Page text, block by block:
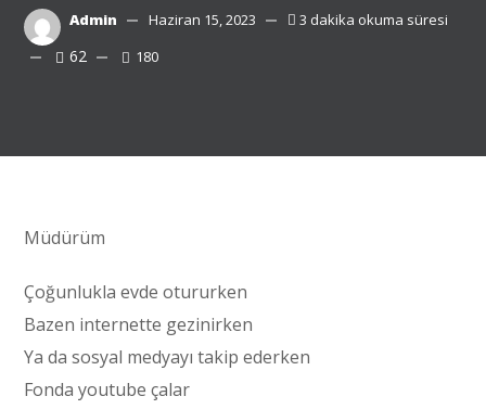
Admin Haziran 15, 2023 3 dakika okuma süresi
62 180
Müdürüm
Çoğunlukla evde otururken
Bazen internette gezinirken
Ya da sosyal medyayı takip ederken
Fonda youtube çalar